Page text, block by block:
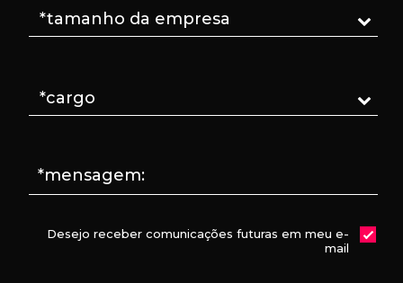
*mensagem:
Desejo receber comunicações futuras em meu e-
mail